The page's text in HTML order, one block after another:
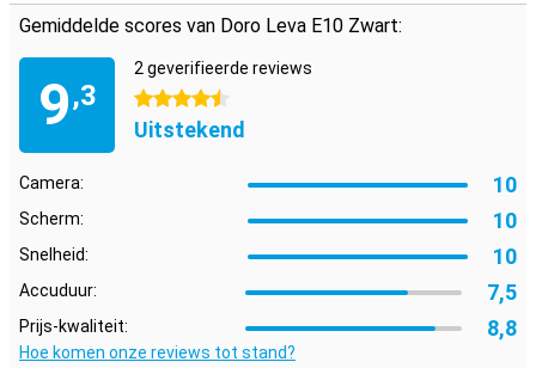
Gemiddelde scores van Doro Leva E10 Zwart:
9,3
2 geverifieerde reviews
4.5 sterren
Uitstekend
Camera: 10
Scherm: 10
Snelheid: 10
Accuduur: 7,5
Prijs-kwaliteit: 8,8
Hoe komen onze reviews tot stand?